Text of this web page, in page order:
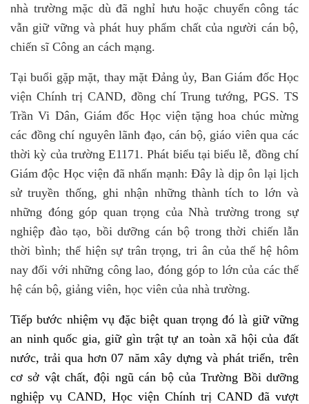
nhà trường mặc dù đã nghỉ hưu hoặc chuyển công tác
vẫn giữ vững và phát huy phẩm chất của người cán bộ,
chiến sĩ Công an cách mạng.
Tại buổi gặp mặt, thay mặt Đảng ủy, Ban Giám đốc Học
viện Chính trị CAND, đồng chí Trung tướng, PGS. TS
Trần Vi Dân, Giám đốc Học viện tặng hoa chúc mừng
các đồng chí nguyên lãnh đạo, cán bộ, giáo viên qua các
thời kỳ của trường E1171. Phát biểu tại biểu lễ, đồng chí
Giám độc Học viện đã nhấn mạnh: Đây là dịp ôn lại lịch
sử truyền thống, ghi nhận những thành tích to lớn và
những đóng góp quan trọng của Nhà trường trong sự
nghiệp đào tạo, bồi dưỡng cán bộ trong thời chiến lẫn
thời bình; thể hiện sự trân trọng, tri ân của thế hệ hôm
nay đối với những công lao, đóng góp to lớn của các thế
hệ cán bộ, giảng viên, học viên của nhà trường.
Tiếp bước nhiệm vụ đặc biệt quan trọng đó là giữ vững
an ninh quốc gia, giữ gìn trật tự an toàn xã hội của đất
nước, trải qua hơn 07 năm xây dựng và phát triển, trên
cơ sở vật chất, đội ngũ cán bộ của Trường Bồi dưỡng
nghiệp vụ CAND, Học viện Chính trị CAND đã vượt